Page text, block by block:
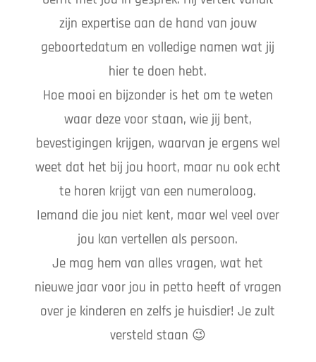
zijn expertise aan de hand van jouw
geboortedatum en volledige namen wat jij
hier te doen hebt.
Hoe mooi en bijzonder is het om te weten
waar deze voor staan, wie jij bent,
bevestigingen krijgen, waarvan je ergens wel
weet dat het bij jou hoort, maar nu ook echt
te horen krijgt van een numeroloog.
Iemand die jou niet kent, maar wel veel over
jou kan vertellen als persoon.
Je mag hem van alles vragen, wat het
nieuwe jaar voor jou in petto heeft of vragen
over je kinderen en zelfs je huisdier! Je zult
versteld staan 😉